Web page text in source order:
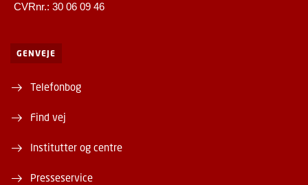
CVRnr.: 30 06 09 46
GENVEJE
Telefonbog
Find vej
Institutter og centre
Presseservice